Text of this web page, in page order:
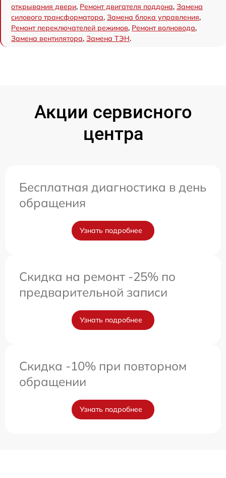
открывания двери, Ремонт двигателя поддона, Замена
силового трансформатора, Замена блока управления,
Ремонт переключателей режимов, Ремонт волновода,
Замена вентилятора, Замена ТЭН.
Акции сервисного
центра
Бесплатная диагностика в день
обращения
Узнать подробнее
Скидка на ремонт -25% по
предварительной записи
Узнать подробнее
Скидка -10% при повторном
обращении
Узнать подробнее